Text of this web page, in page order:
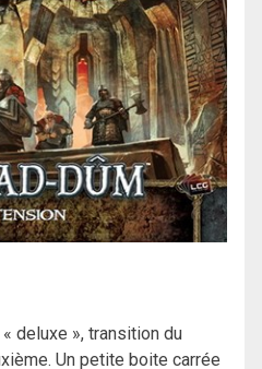
deluxe », transition du
Un petite boite carrée